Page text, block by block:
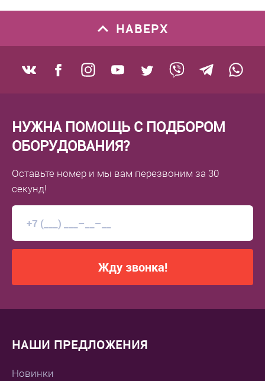
НАВЕРХ
НУЖНА ПОМОЩЬ С ПОДБОРОМ
ОБОРУДОВАНИЯ?
Оставьте номер и мы вам перезвоним за 30
секунд!
Жду звонка!
НАШИ ПРЕДЛОЖЕНИЯ
Новинки